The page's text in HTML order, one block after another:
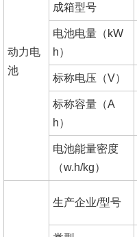
动力电
池
成箱型号
电池电量（kW
h）
标称电压（V）
标称容量（A
h）
电池能量密度
（w.h/kg）
生产企业/型号